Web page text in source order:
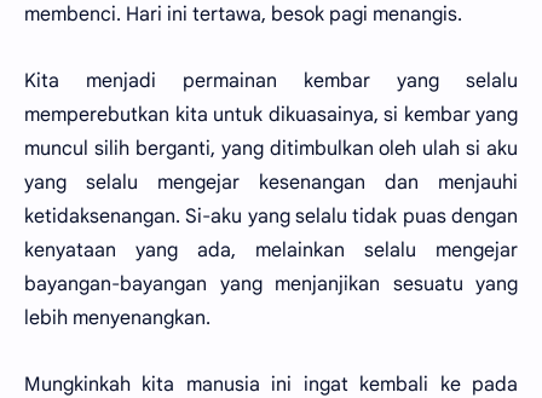
membenci. Hari ini tertawa, besok pagi menangis.
Kita menjadi permainan kembar yang selalu
memperebutkan kita untuk dikuasainya, si kembar yang
muncul silih berganti, yang ditimbulkan oleh ulah si aku
yang selalu mengejar kesenangan dan menjauhi
ketidaksenangan. Si-aku yang selalu tidak puas dengan
kenyataan yang ada, melainkan selalu mengejar
bayangan-bayangan yang menjanjikan sesuatu yang
lebih menyenangkan.
Mungkinkah kita manusia ini ingat kembali ke pada